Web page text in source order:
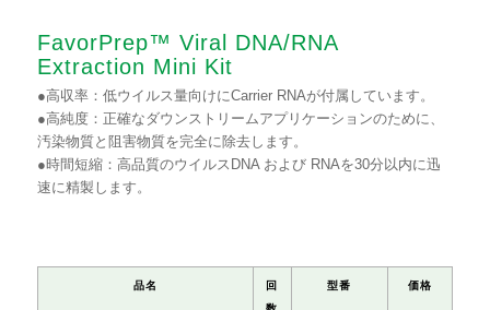
FavorPrep™ Viral DNA/RNA
Extraction Mini Kit
●高収率：低ウイルス量向けにCarrier RNAが付属しています。
●高純度：正確なダウンストリームアプリケーションのために、
汚染物質と阻害物質を完全に除去します。
●時間短縮：高品質のウイルスDNA および RNAを30分以内に迅
速に精製します。